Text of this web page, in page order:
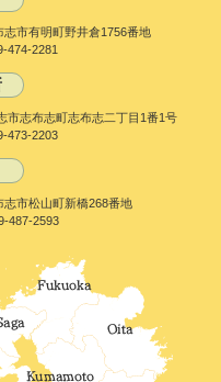
市有明町野井倉1756番地
474-2281
市志布志町志布志二丁目1番1号
473-2203
市松山町新橋268番地
487-2593